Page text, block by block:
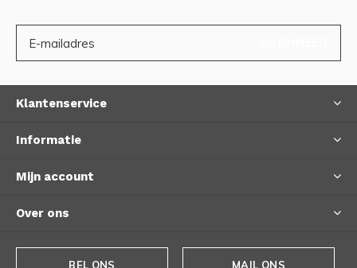
Klantenservice
Informatie
Mijn account
Over ons
BEL ONS MAIL ONS